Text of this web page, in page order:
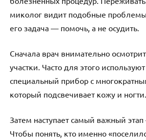
миколог видит подобные
его задача — помочь, а не осудить.
Сначала врач внимательно
участки. Часто для этого
специальный прибор с
который подсвечивает кожу и ногти.
Затем наступает самый важный
Чтобы понять, кто именно